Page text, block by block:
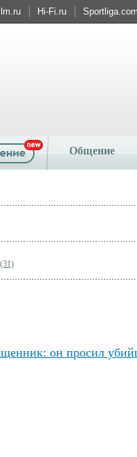
Hi-Fi.ru Sportliga.com
Общение
он просил